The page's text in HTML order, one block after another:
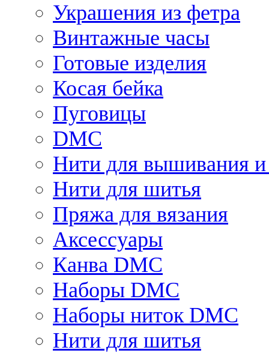
Украшения из фетра
Винтажные часы
Готовые изделия
Косая бейка
Пуговицы
DMC
Нити для вышивания и
Нити для шитья
Пряжа для вязания
Аксессуары
Канва DMC
Наборы DMC
Наборы ниток DMC
Нити для шитья